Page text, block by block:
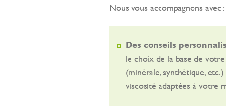
Nous vous accompagnons avec :
Des conseils
le choix de la base de
(minérale, synthétique,
viscosité adaptées à votre